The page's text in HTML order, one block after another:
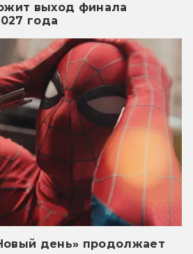
выход финала
года
день» продолжает